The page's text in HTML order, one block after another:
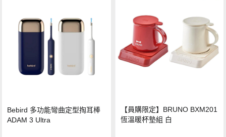
Bebird 多功能彎曲定型掏耳棒
ADAM 3 Ultra
【員購限定】BRUNO BXM201
恆溫暖杯墊組 白